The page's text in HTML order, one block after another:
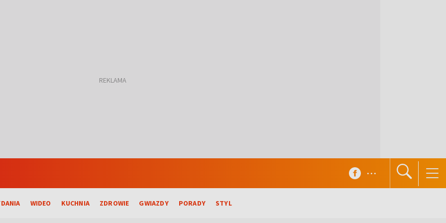
WIDEO KUCHNIA ZDROWIE GWIAZDY PORADY STYL
...